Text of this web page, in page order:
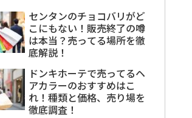
センタンのチョコバリがど
こにもない！販売終了の噂
は本当？売ってる場所を徹
底解説！
ドンキホーテで売ってるヘ
アカラーのおすすめはこ
れ！種類と価格、売り場を
徹底調査！